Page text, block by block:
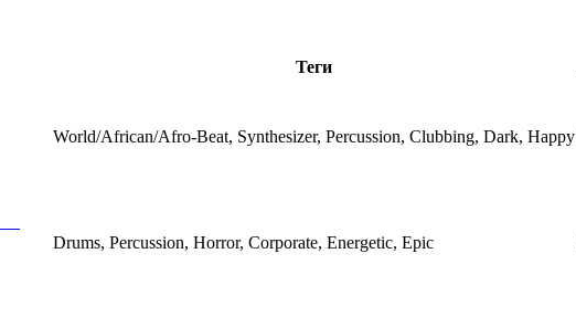
Теги
World/African/Afro-Beat, Synthesizer, Percussion, Clubbing, Dark, Happy
Drums, Percussion, Horror, Corporate, Energetic, Epic